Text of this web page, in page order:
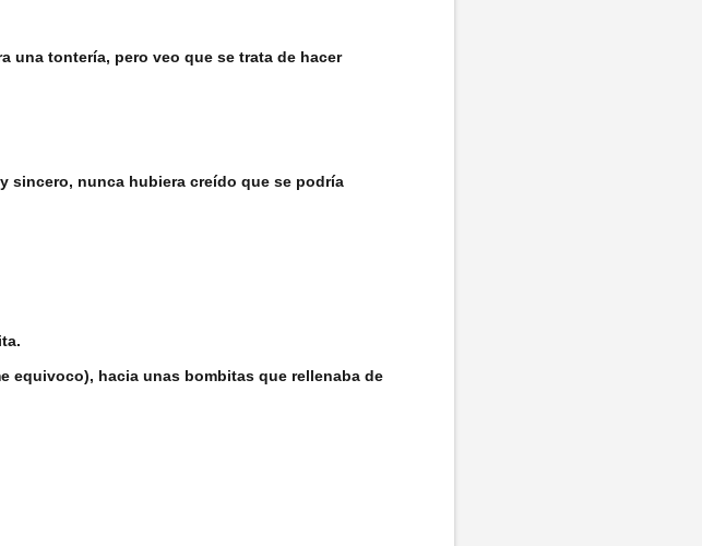
una tontería, pero veo que se trata de hacer
sincero, nunca hubiera creído que se podría
equivoco), hacia unas bombitas que rellenaba de